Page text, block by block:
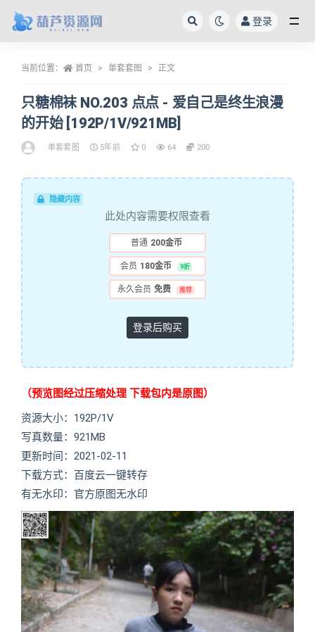
登录
当前位置： 首页 单套套图 正文
只糖棉袜 NO.203 点点 - 爱自己是终生浪漫
的开始 [192P/1V/921MB]
单套套图 5年前 0 64 200
隐藏内容
此处内容需要权限查看
普通 200金币
会员 180金币 9折
永久会员 免费 推荐
登录后购买
（预览图经过压缩处理 下载包内是原图）
资源大小：192P/1V
写真数量：921MB
更新时间：2021-02-11
下载方式：百度云一键转存
有无水印：官方原图无水印